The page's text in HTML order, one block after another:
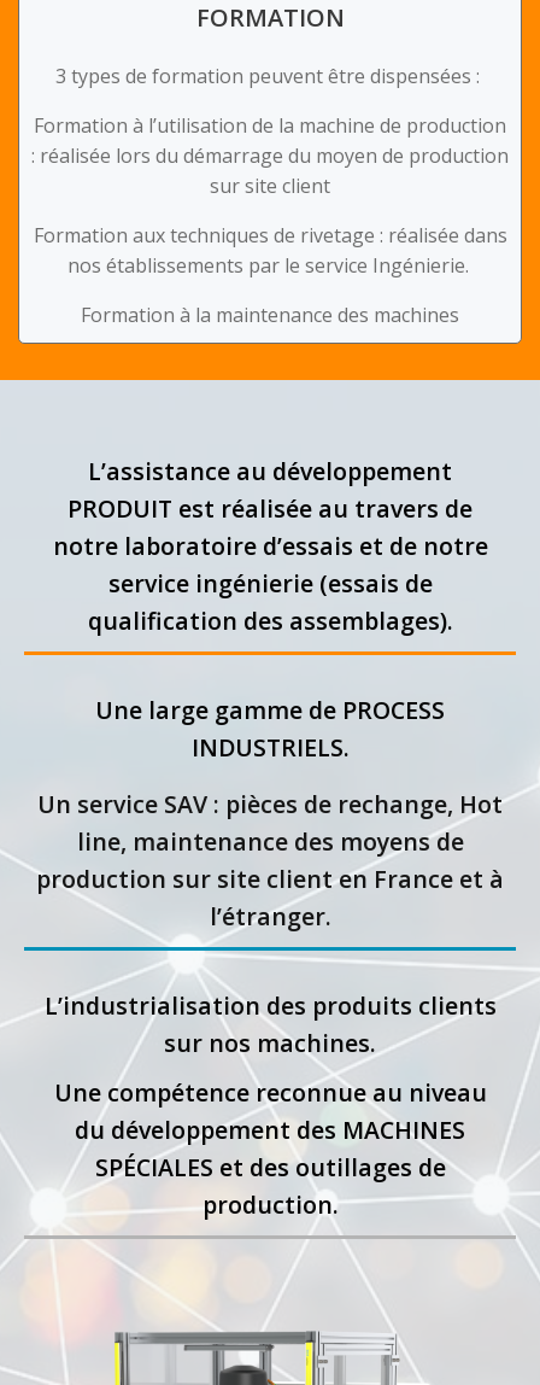
FORMATION
3 types de formation peuvent être dispensées :
Formation à l’utilisation de la machine de production
: réalisée lors du démarrage du moyen de production
sur site client
Formation aux techniques de rivetage : réalisée dans
nos établissements par le service Ingénierie.
Formation à la maintenance des machines
L’assistance au développement
PRODUIT est réalisée au travers de
notre laboratoire d’essais et de notre
service ingénierie (essais de
qualification des assemblages).
Une large gamme de PROCESS
INDUSTRIELS.
Un service SAV : pièces de rechange, Hot
line, maintenance des moyens de
production sur site client en France et à
l’étranger.
L’industrialisation des produits clients
sur nos machines.
Une compétence reconnue au niveau
du développement des MACHINES
SPÉCIALES et des outillages de
production.